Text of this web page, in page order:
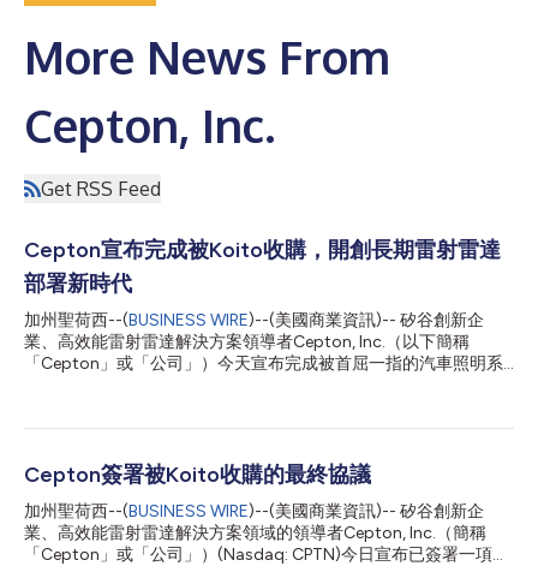
More News From
Cepton, Inc.
Get RSS Feed
Cepton宣布完成被Koito收購，開創長期雷射雷達
部署新時代
加州聖荷西--(BUSINESS WIRE)--(美國商業資訊)-- 矽谷創新企
業、高效能雷射雷達解決方案領導者Cepton, Inc.（以下簡稱
「Cepton」或「公司」）今天宣布完成被首屈一指的汽車照明系
繼續營運並將公司總部設在加州聖荷西。 此次收購於2025年1月7
結合兩家公司的優勢來重塑未來出行。在Koito享譽世界的汽車專
業知識支援下，Cepton將繼續推動其雷射雷達解決方案的商業
化，重點關注品質、可靠性和永續性。Cepton和Koito共同致力於
推動創新，並為乘用車、商用車、工業設備和交通基礎設施開啟更
高水準的安全自動駕駛。 此次收購的主要亮點： 以是透過部署精
Cepton簽署被Koito收購的最終協議
加州聖荷西--(BUSINESS WIRE)--(美國商業資訊)-- 矽谷創新企
業、高效能雷射雷達解決方案領域的領導者Cepton, Inc.（簡稱
「Cepton」或「公司」）(Nasdaq: CPTN)今日宣布已簽署一項最